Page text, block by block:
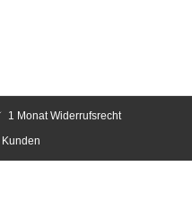
1 Monat Widerrufsrecht